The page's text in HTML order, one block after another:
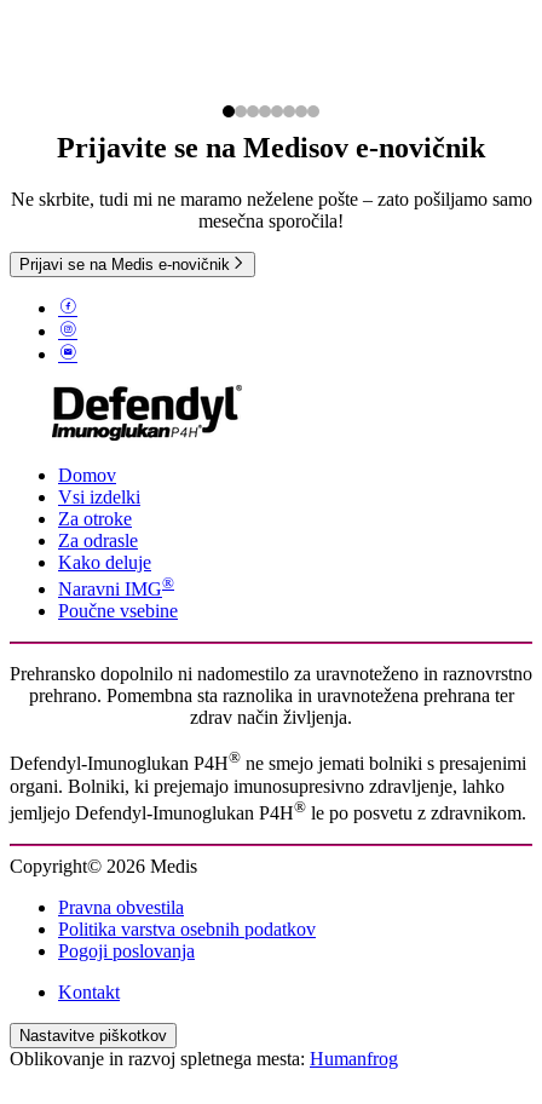
Prijavite se na Medisov e-novičnik
Ne skrbite, tudi mi ne maramo neželene pošte – zato pošiljamo samo
mesečna sporočila!
Prijavi se na Medis e-novičnik
Domov
Vsi izdelki
Za otroke
Za odrasle
Kako deluje
Naravni IMG®
Poučne vsebine
Prehransko dopolnilo ni nadomestilo za uravnoteženo in raznovrstno
prehrano. Pomembna sta raznolika in uravnotežena prehrana ter
zdrav način življenja.
Defendyl-Imunoglukan P4H® ne smejo jemati bolniki s presajenimi
organi. Bolniki, ki prejemajo imunosupresivno zdravljenje, lahko
jemljejo Defendyl-Imunoglukan P4H® le po posvetu z zdravnikom.
Copyright© 2026 Medis
Pravna obvestila
Politika varstva osebnih podatkov
Pogoji poslovanja
Kontakt
Nastavitve piškotkov
Oblikovanje in razvoj spletnega mesta: Humanfrog